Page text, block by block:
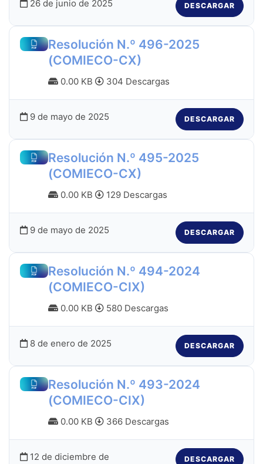
26 de junio de 2025 DESCARGAR
Resolución N.º 496-2025
(COMIECO-CX)
0.00 KB 304 Descargas
9 de mayo de 2025 DESCARGAR
Resolución N.º 495-2025
(COMIECO-CX)
0.00 KB 129 Descargas
9 de mayo de 2025 DESCARGAR
Resolución N.º 494-2024
(COMIECO-CIX)
0.00 KB 580 Descargas
8 de enero de 2025 DESCARGAR
Resolución N.º 493-2024
(COMIECO-CIX)
0.00 KB 366 Descargas
12 de diciembre de
DESCARGAR